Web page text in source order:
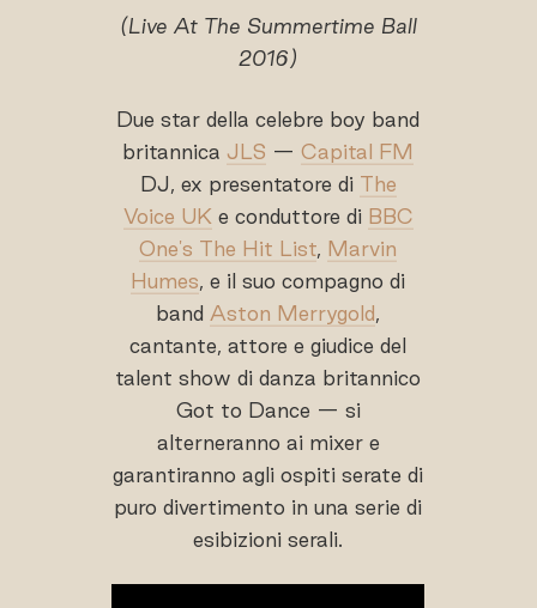
(Live At The Summertime Ball
2016)
Due star della celebre boy band
britannica JLS —Capital FM
DJ, ex presentatore di The
Voice UK e conduttore di BBC
One's The Hit List, Marvin
Humes, e il suo compagno di
band Aston Merrygold,
cantante, attore e giudice del
talent show di danza britannico
Got to Dance — si
alterneranno ai mixer e
garantiranno agli ospiti serate di
puro divertimento in una serie di
esibizioni serali.